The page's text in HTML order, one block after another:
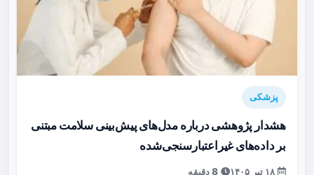
پزشکی
هشدار پژوهشی درباره مدل‌های پیش‌بینی سلامت مبتنی
بر داده‌های غیراعتبارسنجی‌شده